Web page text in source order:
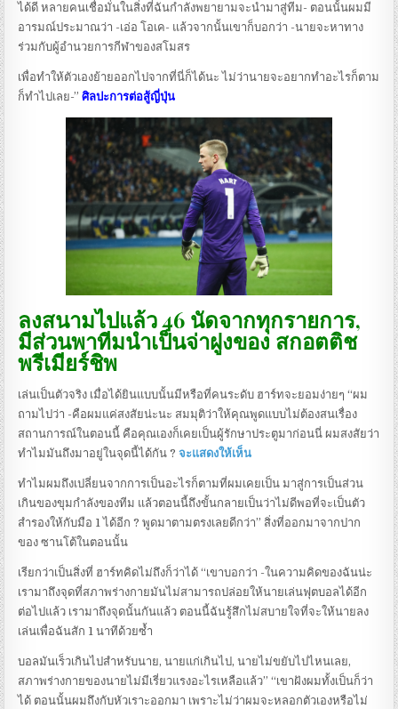
ได้ดี หลายคนเชื่อมั่นในสิ่งที่ฉันกำลังพยายามจะนำมาสู่ทีม- ตอนนั้นผมมี
อารมณ์ประมาณว่า -เอ่อ โอเค- แล้วจากนั้นเขาก็บอกว่า -นายจะหาทาง
ร่วมกับผู้อำนวยการกีฬาของสโมสร
เพื่อทำให้ตัวเองย้ายออกไปจากที่นี่ก็ได้นะ ไม่ว่านายจะอยากทำอะไรก็ตาม
ก็ทำไปเลย-”ศิลปะการต่อสู้ญี่ปุ่น
ลงสนามไปแล้ว 46 นัดจากทุกรายการ,
มีส่วนพาทีมนำเป็นจ่าฝูงของ สกอตติช
พรีเมียร์ชิพ
เล่นเป็นตัวจริง เมื่อได้ยินแบบนั้นมีหรือที่คนระดับ ฮาร์ทจะยอมง่ายๆ “ผม
ถามไปว่า -คือผมแค่สงสัยน่ะนะ สมมุติว่าให้คุณพูดแบบไม่ต้องสนเรื่อง
สถานการณ์ในตอนนี้ คือคุณเองก็เคยเป็นผู้รักษาประตูมาก่อนนี่ ผมสงสัยว่า
ทำไมมันถึงมาอยู่ในจุดนี้ได้กัน ?จะแสดงให้เห็น
ทำไมผมถึงเปลี่ยนจากการเป็นอะไรก็ตามที่ผมเคยเป็น มาสู่การเป็นส่วน
เกินของขุมกำลังของทีม แล้วตอนนี้ถึงขั้นกลายเป็นว่าไม่ดีพอที่จะเป็นตัว
สำรองให้กับมือ 1 ได้อีก ? พูดมาตามตรงเลยดีกว่า” สิ่งที่ออกมาจากปาก
ของ ซานโต้ในตอนนั้น
เรียกว่าเป็นสิ่งที่ ฮาร์ทคิดไม่ถึงก็ว่าได้ “เขาบอกว่า -ในความคิดของฉันน่ะ
เรามาถึงจุดที่สภาพร่างกายมันไม่สามารถปล่อยให้นายเล่นฟุตบอลได้อีก
ต่อไปแล้ว เรามาถึงจุดนั้นกันแล้ว ตอนนี้ฉันรู้สึกไม่สบายใจที่จะให้นายลง
เล่นเพื่อฉันสัก 1 นาทีด้วยซ้ำ
บอลมันเร็วเกินไปสำหรับนาย, นายแก่เกินไป, นายไม่ขยับไปไหนเลย,
สภาพร่างกายของนายไม่มีเรี่ยวแรงอะไรเหลือแล้ว” “เขาฝังผมทั้งเป็นก็ว่า
ได้ ตอนนั้นผมถึงกับหัวเราะออกมา เพราะไม่ว่าผมจะหลอกตัวเองหรือไม่